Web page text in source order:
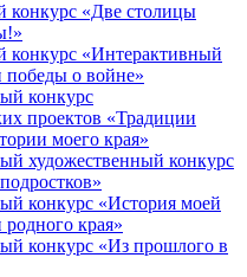
«Две столицы
«Интерактивный
о войне»
конкурс
проектов «Традиции
моего края»
художественный конкурс
конкурс «История моей
края»
конкурс «Из прошлого в